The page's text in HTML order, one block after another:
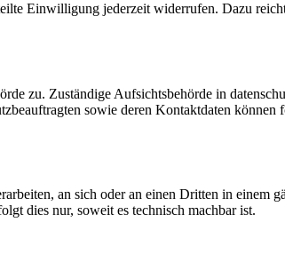
Einwilligung jederzeit widerrufen. Dazu
zu. Zuständige Aufsichtsbehörde in
sowie deren Kontaktdaten
an sich oder an einen Dritten in einem
dies nur, soweit es technisch machbar ist.